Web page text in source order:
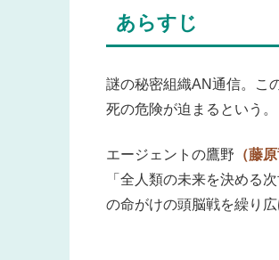
あらすじ
謎の秘密組織AN通信。こ
死の危険が迫まるという。
エージェントの鷹野 （藤
「全人類の未来を決める
の命がけの頭脳戦を繰り広